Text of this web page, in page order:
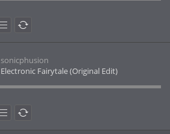
sonicphusion
Electronic Fairytale (Original Edit)